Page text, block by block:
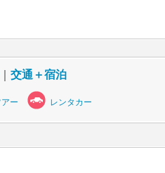
｜ 交通＋宿泊
ー レンタカー